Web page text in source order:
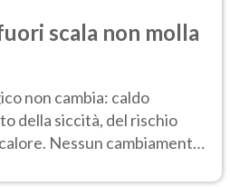
scala non molla
non cambia: caldo
della siccità, del rischio
Nessun cambiamento